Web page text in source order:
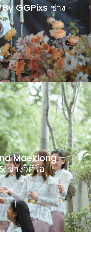
GGPixs ช่าง
Maeklong –
ช่างวิดีโอ